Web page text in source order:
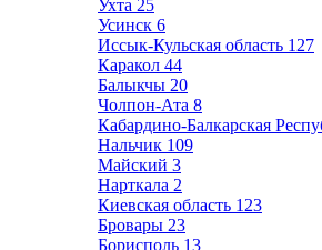
Ухта 25
Усинск 6
Иссык-Кульская область 127
Каракол 44
Балыкчы 20
Чолпон-Ата 8
Кабардино-Балкарская
Нальчик 109
Майский 3
Нарткала 2
Киевская область 123
Бровары 23
Борисполь 13